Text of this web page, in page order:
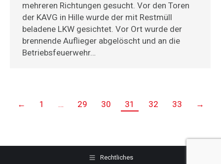
mehreren Richtungen gesucht. Vor den Toren
der KAVG in Hille wurde der mit Restmüll
beladene LKW gesichtet. Vor Ort wurde der
brennende Auflieger abgelöscht und an die
Betriebsfeuerwehr…
← 1 … 29 30 31 32 33 →
Rechtliches